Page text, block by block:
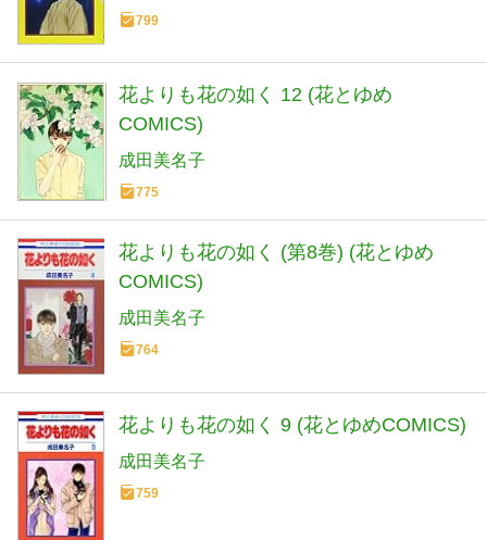
799
花よりも花の如く 12 (花とゆめ
COMICS)
成田美名子
775
花よりも花の如く (第8巻) (花とゆめ
COMICS)
成田美名子
764
花よりも花の如く 9 (花とゆめCOMICS)
成田美名子
759